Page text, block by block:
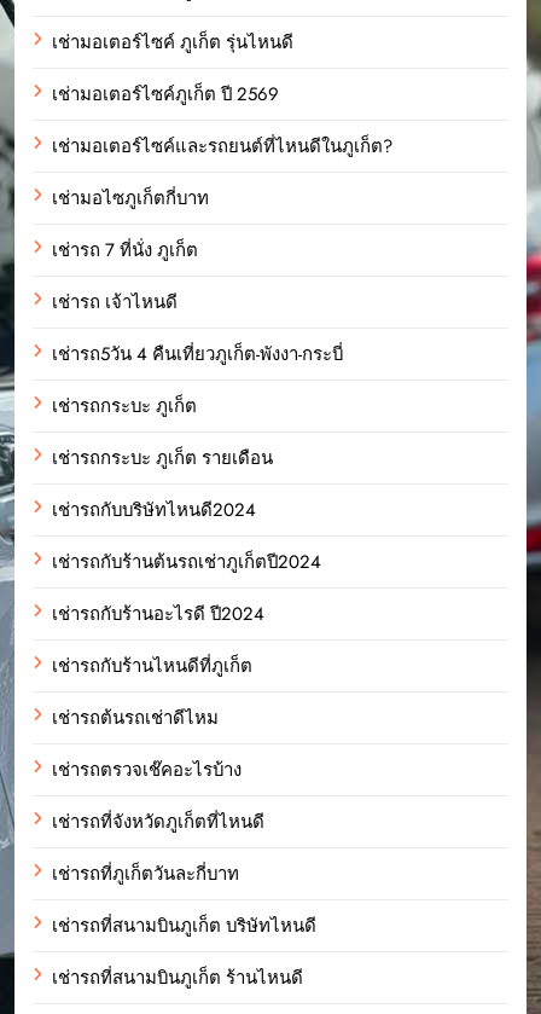
เช่ามอเตอร์ไซค์ ภูเก็ต รุ่นไหนดี
เช่ามอเตอร์ไซค์ภูเก็ต ปี 2569
เช่ามอเตอร์ไซค์และรถยนต์ที่ไหนดีในภูเก็ต?
เช่ามอไซภูเก็ตกี่บาท
เช่ารถ 7 ที่นั่ง ภูเก็ต
เช่ารถ เจ้าไหนดี
เช่ารถ5วัน 4 คืนเที่ยวภูเก็ต-พังงา-กระบี่
เช่ารถกระบะ ภูเก็ต
เช่ารถกระบะ ภูเก็ต รายเดือน
เช่ารถกับบริษัทไหนดี2024
เช่ารถกับร้านต้นรถเช่าภูเก็ตปี2024
เช่ารถกับร้านอะไรดี ปี2024
เช่ารถกับร้านไหนดีที่ภูเก็ต
เช่ารถต้นรถเช่าดีไหม
เช่ารถตรวจเช๊คอะไรบ้าง
เช่ารถที่จังหวัดภูเก็ตที่ไหนดี
เช่ารถที่ภูเก็ตวันละกี่บาท
เช่ารถที่สนามบินภูเก็ต บริษัทไหนดี
เช่ารถที่สนามบินภูเก็ต ร้านไหนดี